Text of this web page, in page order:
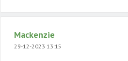
Mackenzie
29-12-2023 13:15